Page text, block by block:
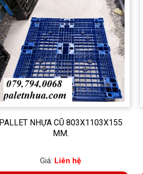
PALLET NHỰA CŨ 803X1103X155
MM.
Giá: Liên hệ